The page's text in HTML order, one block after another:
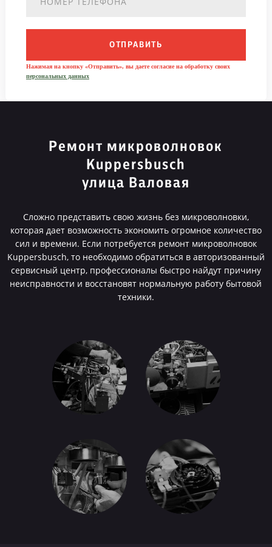
ОТПРАВИТЬ
Нажимая на кнопку «Отправить», вы даете согласие на обработку своих
персональных данных
Ремонт микроволновок
Kuppersbusch
улица Валовая
Сложно представить свою жизнь без микроволновки,
которая дает возможность экономить огромное количество
сил и времени. Если потребуется ремонт микроволновок
Kuppersbusch, то необходимо обратиться в авторизованный
сервисный центр, профессионалы быстро найдут причину
неисправности и восстановят нормальную работу бытовой
техники.